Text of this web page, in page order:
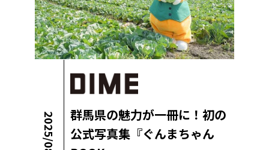
群馬県の魅力が一冊に！初の
公式写真集『ぐんまちゃん